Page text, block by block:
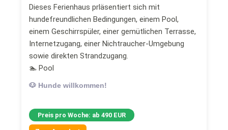
Dieses Ferienhaus prläsentiert sich mit
hundefreundlichen Bedingungen, einem Pool,
einem Geschirrspüler, einer gemütlichen Terrasse,
Internetzugang, einer Nichtraucher-Umgebung
sowie direkten Strandzugang.
🏊 Pool
🐶 Hunde willkommen!
Preis pro Woche: ab 490 EUR